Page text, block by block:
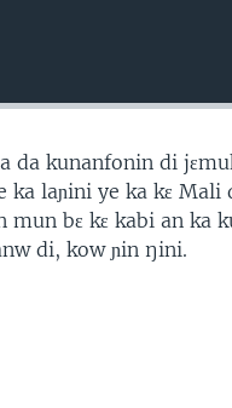
da kunanfonin di
ka laɲini ye ka kɛ
mun bɛ kɛ kabi an ka
di, kow ɲin ŋini.